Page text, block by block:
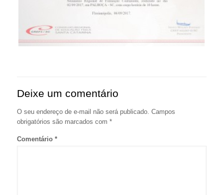
Deixe um comentário
O seu endereço de e-mail não será publicado. Campos
obrigatórios são marcados com *
Comentário *